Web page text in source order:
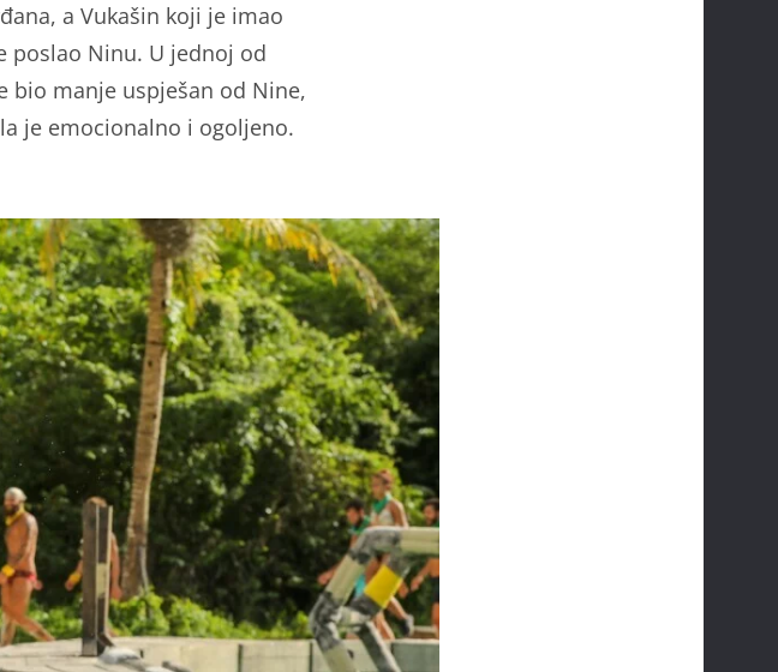
a Vukašin koji je imao
poslao Ninu. U jednoj od
bio manje uspješan od Nine,
je emocionalno i ogoljeno.